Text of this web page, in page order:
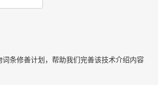
条修善计划，帮助我们完善该技术介绍内容​